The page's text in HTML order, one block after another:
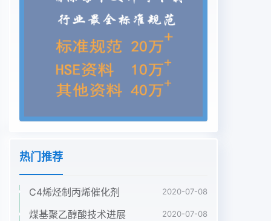
of the fuzy mathematics method ofBased on the
fuzy mathematical model, the seletion of water
eluleion of waer reoures of tanjin 0. Land and
natral reources rearch.quality, per capita water
supply, economic level, population
density,2003:63- 64.[8]Qingdao 2010 staristical
yearbook. 2010.altemative water quantity of
water resources in Qingdao city was[9 ]Myrick
appraisal, CengXian justclculatede, Qingdao city
shalll be 4.65 yuan/tons of wate, Qingdao city <
development level, the price is
completelyreasonable. According to the
热门推荐
C4烯烃制丙烯催化剂 2020-07-08
煤基聚乙醇酸技术进展 2020-07-08